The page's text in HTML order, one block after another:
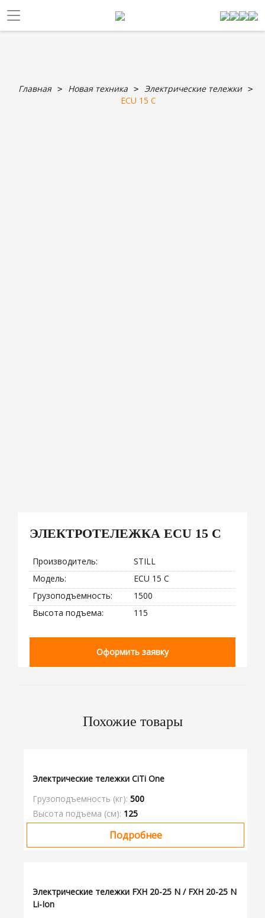
Главная Новая техника
Электрические тележки
ECU 15 C
ЭЛЕКТРОТЕЛЕЖКА ECU 15 C
Производитель:
STILL
Модель:
ECU 15 C
Грузоподъемность:
1500
Высота подъема:
115
Оформить заявку
Похожие товары
Электрические тележки CiTi One
Грузоподъемность (кг): 500
Высота подъема (см): 125
Подробнее
Электрические тележки FXH 20-25 N / FXH 20-25 N
Li-Ion